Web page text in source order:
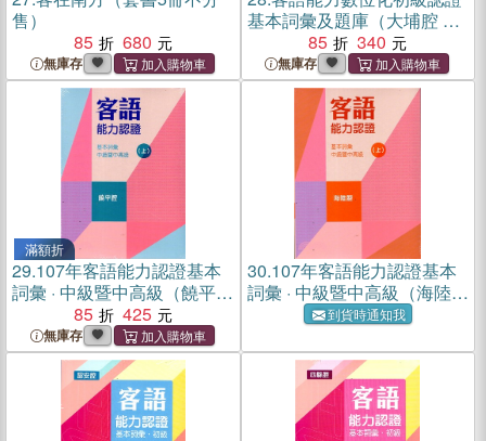
售）
85
680
無庫存
基本詞彙及題庫（大埔腔 附
85 340
無庫存
滿額折
29.107年客語能力認證基本
詞彙 · 中級暨中高級（饒平腔
上、下冊不分售 附USB）
85 425
無庫存
30.107年客語能力認證基本
詞彙 · 中級暨中高級（海陸腔
上、下冊不分售 附USB）
到貨時通知我